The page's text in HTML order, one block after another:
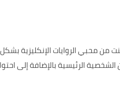
من محبي الروايات الإنكليزية
الشخصية الرئيسية بالإضافة إلى